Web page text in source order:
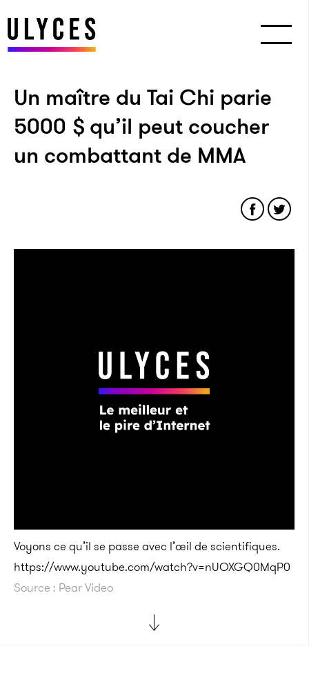
Un maître du Tai Chi parie
5000 $ qu’il peut coucher
un combattant de MMA
Voyons ce qu’il se passe avec l’œil de scientifiques.
https://www.youtube.com/watch?v=nUOXGQ0MqP0
Source : Pear Video